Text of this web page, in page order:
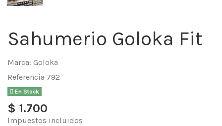
Sahumerio Goloka Fit
Marca: Goloka
Referencia 792
En Stock
$ 1.700
Impuestos incluidos